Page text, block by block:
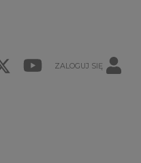
ZALOGUJ SIĘ